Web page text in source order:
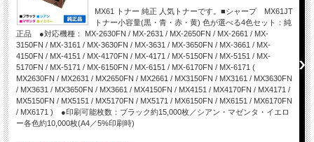
MX61 トナー 純正 人気トナーです。■シャープ MX61JT
トナー小容量(黒・青・赤・黄) 色が選べる4色セット：純
正品 ●対応機種： MX-2630FN / MX-2631 / MX-2650FN / MX-2661 / MX-
3150FN / MX-3161 / MX-3630FN / MX-3631 / MX-3650FN / MX-3661 / MX-
4150FN / MX-4151 / MX-4170FN / MX-4171 / MX-5150FN / MX-5151 / MX-
5170FN / MX-5171 / MX-6150FN / MX-6151 / MX-6170FN / MX-6171 (
MX2630FN / MX2631 / MX2650FN / MX2661 / MX3150FN / MX3161 / MX3630FN
/ MX3631 / MX3650FN / MX3661 / MX4150FN / MX4151 / MX4170FN / MX4171 /
MX5150FN / MX5151 / MX5170FN / MX5171 / MX6150FN / MX6151 / MX6170FN
/ MX6171 ) ●印刷可能枚数：ブラック約15,000枚／シアン・マゼンタ・イエロ
ー各色約10,000枚(A4／5%印刷時)